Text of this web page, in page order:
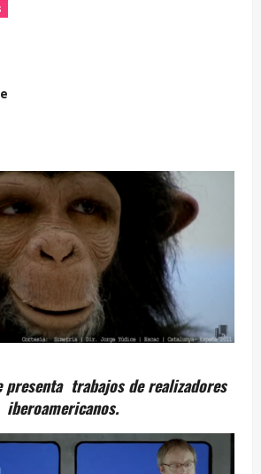
presenta trabajos de realizadores
iberoamericanos.